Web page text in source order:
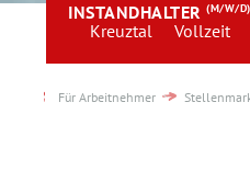
INSTANDHALTER(M/W/D)
Kreuztal Vollzeit
Für Arbeitnehmer
Team